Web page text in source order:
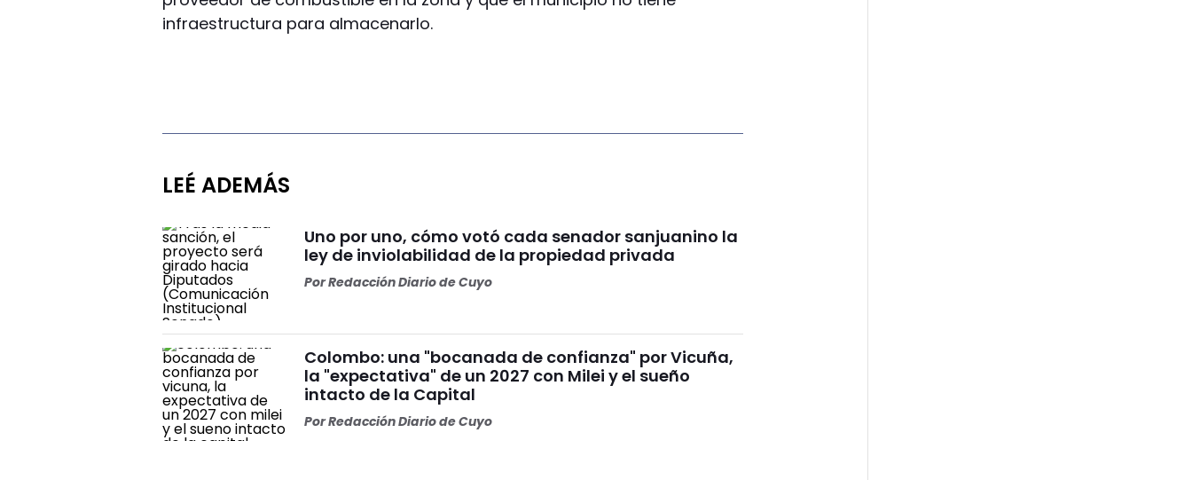
infraestructura para almacenarlo.
LEÉ ADEMÁS
Uno por uno, cómo votó cada senador sanjuanino la
ley de inviolabilidad de la propiedad privada
PorRedacción Diario de Cuyo
Colombo: una "bocanada de confianza" por Vicuña,
la "expectativa" de un 2027 con Milei y el sueño
intacto de la Capital
PorRedacción Diario de Cuyo